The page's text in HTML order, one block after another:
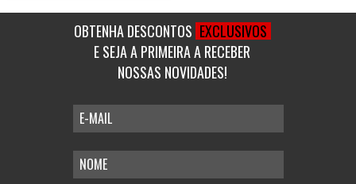
OBTENHA DESCONTOS EXCLUSIVOS
E SEJA A PRIMEIRA A RECEBER
NOSSAS NOVIDADES!